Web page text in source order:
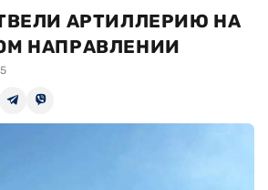
АРТИЛЛЕРИЮ НА
НАПРАВЛЕНИИ